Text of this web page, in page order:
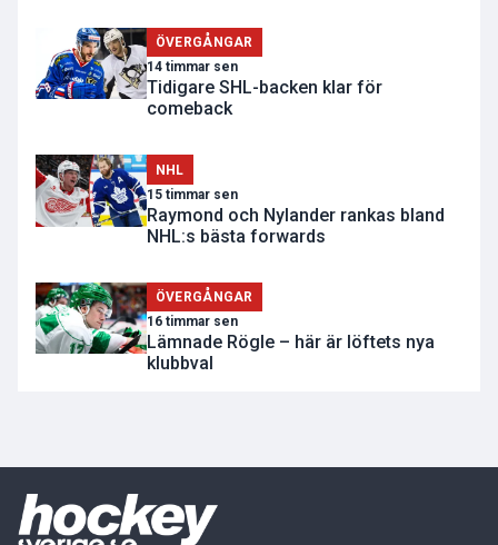
ÖVERGÅNGAR
14 timmar sen
Tidigare SHL-backen klar för
comeback
NHL
15 timmar sen
Raymond och Nylander rankas bland
NHL:s bästa forwards
ÖVERGÅNGAR
16 timmar sen
Lämnade Rögle – här är löftets nya
klubbval